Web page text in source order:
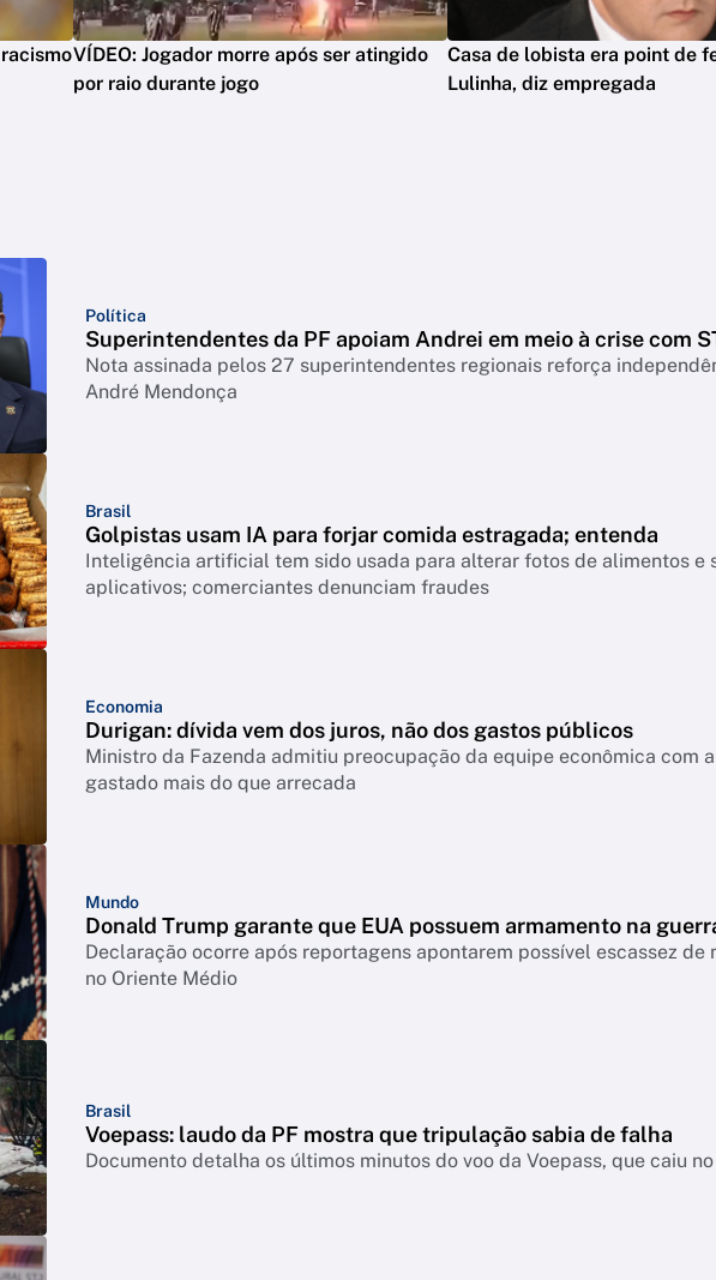
VÍDEO: Jogador morre após ser atingido
por raio durante jogo
Casa de lobista era point de
Lulinha, diz empregada
Política
Superintendentes da PF apoiam Andrei em meio à crise com
Nota assinada pelos 27 superintendentes regionais reforça
André Mendonça
Brasil
Golpistas usam IA para forjar comida estragada; entenda
Inteligência artificial tem sido usada para alterar fotos de alimentos
aplicativos; comerciantes denunciam fraudes
Economia
Durigan: dívida vem dos juros, não dos gastos públicos
Ministro da Fazenda admitiu preocupação da equipe econômica com
gastado mais do que arrecada
Mundo
Donald Trump garante que EUA possuem armamento na
Declaração ocorre após reportagens apontarem possível escassez
no Oriente Médio
Brasil
Voepass: laudo da PF mostra que tripulação sabia de falha
Documento detalha os últimos minutos do voo da Voepass, que caiu